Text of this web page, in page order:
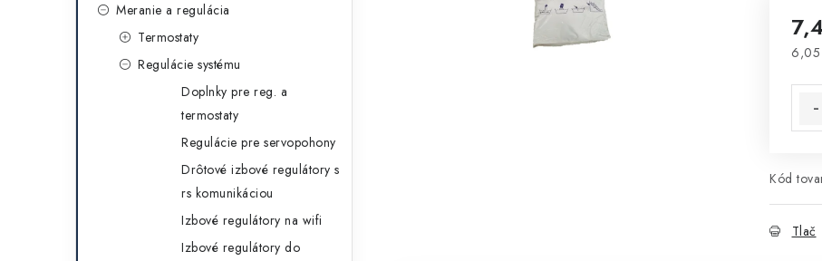
Meranie a regulácia
Termostaty
Regulácie systému
Doplnky pre reg. a
termostaty
Regulácie pre servopohony
Drôtové izbové regulátory s
rs komunikáciou
Izbové regulátory na wifi
Izbové regulátory do
6,05
Kód
Tlač